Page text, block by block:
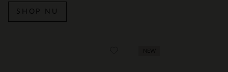
SHOP NU